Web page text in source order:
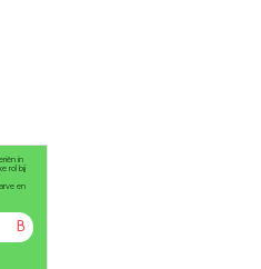
in
rol bij
en
B